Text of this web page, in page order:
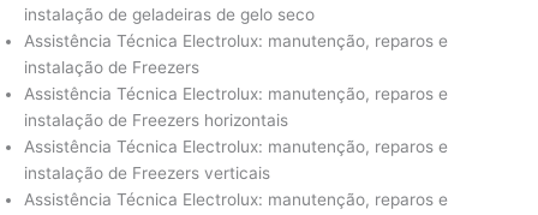
instalação de geladeiras de gelo seco
Assistência Técnica Electrolux: manutenção, reparos e
instalação de Freezers
Assistência Técnica Electrolux: manutenção, reparos e
instalação de Freezers horizontais
Assistência Técnica Electrolux: manutenção, reparos e
instalação de Freezers verticais
Assistência Técnica Electrolux: manutenção, reparos e